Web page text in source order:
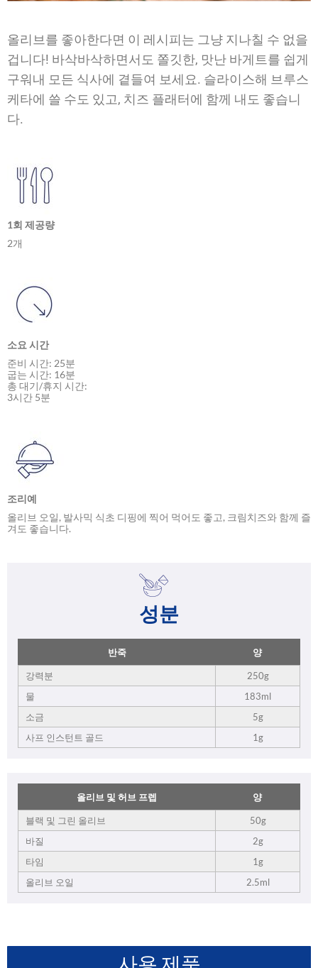
올리브를 좋아한다면 이 레시피는 그냥 지나칠 수 없을
겁니다! 바삭바삭하면서도 쫄깃한, 맛난 바게트를 쉽게
구워내 모든 식사에 곁들여 보세요. 슬라이스해 브루스
케타에 쓸 수도 있고, 치즈 플래터에 함께 내도 좋습니
다.
1회 제공량
2개
소요 시간
준비 시간: 25분
굽는 시간: 16분
총 대기/휴지 시간:
3시간 5분
조리예
올리브 오일, 발사믹 식초 디핑에 찍어 먹어도 좋고, 크림치즈와 함께 즐
겨도 좋습니다.
성분
반죽 양
강력분
250g
물
183ml
소금
5g
사프 인스턴트 골드
1g
올리브 및 허브 프렙 양
블랙 및 그린 올리브
50g
바질
2g
타임
1g
올리브 오일
2.5ml